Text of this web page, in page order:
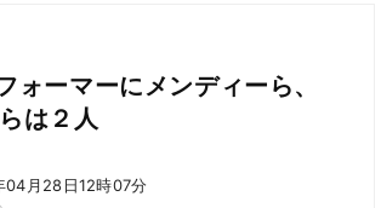
ォーマーにメンディーら、
は２人
04月28日12時07分